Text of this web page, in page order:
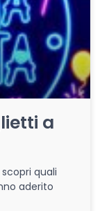
a
quali
aderito